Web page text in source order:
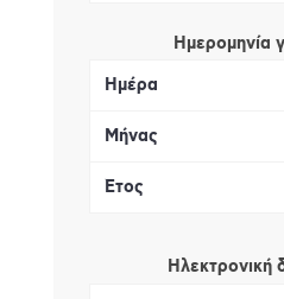
Ημερομηνία
Ηλεκτρονική